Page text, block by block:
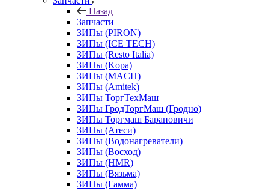
Назад
Запчасти
ЗИПы (PIRON)
ЗИПы (ICE TECH)
ЗИПы (Resto Italia)
ЗИПы (Kopa)
ЗИПы (MACH)
ЗИПы (Amitek)
ЗИПы ТоргТехМаш
ЗИПы ГродТоргМаш (Гродно)
ЗИПы Торгмаш Барановичи
ЗИПы (Атеси)
ЗИПы (Водонагреватели)
ЗИПы (Восход)
ЗИПы (HMR)
ЗИПы (Вязьма)
ЗИПы (Гамма)